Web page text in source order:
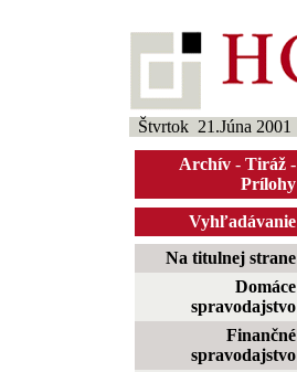
Štvrtok 21.Júna 2001
Archív - Tiráž -
Prílohy
Vyhľadávanie
Na titulnej strane
Domáce
spravodajstvo
Finančné
spravodajstvo